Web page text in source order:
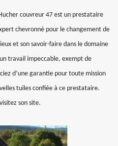
couvreur 47 est un prestataire
chevronné pour le changement de
et son savoir-faire dans le domaine
travail impeccable, exempt de
d’une garantie pour toute mission
tuiles confiée à ce prestataire.
son site.